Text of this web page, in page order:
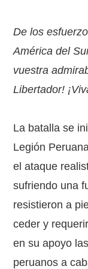
De los
América del
vuestra
Libertador!
La batalla se
Legión
el ataque
sufriendo una
resistieron a
ceder y
en su apoyo
peruanos a